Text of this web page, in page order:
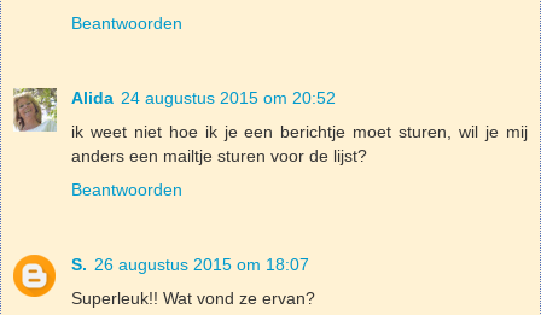
Beantwoorden
Alida 24 augustus 2015 om 20:52
ik weet niet hoe ik je een berichtje moet sturen, wil je mij
anders een mailtje sturen voor de lijst?
Beantwoorden
S. 26 augustus 2015 om 18:07
Superleuk!! Wat vond ze ervan?